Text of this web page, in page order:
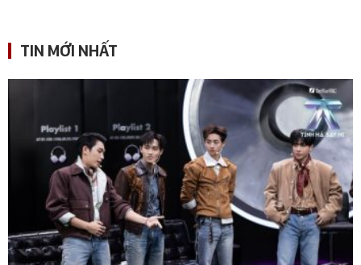
TIN MỚI NHẤT